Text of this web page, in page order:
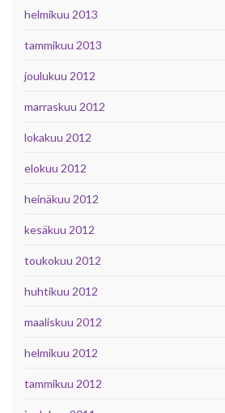
helmikuu 2013
tammikuu 2013
joulukuu 2012
marraskuu 2012
lokakuu 2012
elokuu 2012
heinäkuu 2012
kesäkuu 2012
toukokuu 2012
huhtikuu 2012
maaliskuu 2012
helmikuu 2012
tammikuu 2012